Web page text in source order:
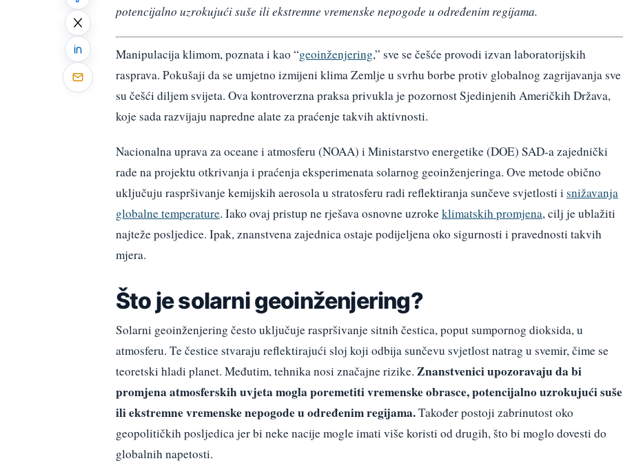
potencijalno uzrokujući suše ili ekstremne vremenske nepogode u određenim regijama.
Manipulacija klimom, poznata i kao “geoinženjering,” sve se češće provodi izvan laboratorijskih
rasprava. Pokušaji da se umjetno izmijeni klima Zemlje u svrhu borbe protiv globalnog zagrijavanja sve
su češći diljem svijeta. Ova kontroverzna praksa privukla je pozornost Sjedinjenih Američkih Država,
koje sada razvijaju napredne alate za praćenje takvih aktivnosti.
Nacionalna uprava za oceane i atmosferu (NOAA) i Ministarstvo energetike (DOE) SAD-a zajednički
rade na projektu otkrivanja i praćenja eksperimenata solarnog geoinženjeringa. Ove metode obično
uključuju raspršivanje kemijskih aerosola u stratosferu radi reflektiranja sunčeve svjetlosti i snižavanja
globalne temperature. Iako ovaj pristup ne rješava osnovne uzrokeklimatskih promjena, cilj je ublažiti
najteže posljedice. Ipak, znanstvena zajednica ostaje podijeljena oko sigurnosti i pravednosti takvih
mjera.
Što je solarni geoinženjering?
Solarni geoinženjering često uključuje raspršivanje sitnih čestica, poput sumpornog dioksida, u
atmosferu. Te čestice stvaraju reflektirajući sloj koji odbija sunčevu svjetlost natrag u svemir, čime se
teoretski hladi planet. Međutim, tehnika nosi značajne rizike. Znanstvenici upozoravaju da bi
promjena atmosferskih uvjeta mogla poremetiti vremenske obrasce, potencijalno uzrokujući suše
ili ekstremne vremenske nepogode u određenim regijama.Također postoji zabrinutost oko
geopolitičkih posljedica jer bi neke nacije mogle imati više koristi od drugih, što bi moglo dovesti do
globalnih napetosti.